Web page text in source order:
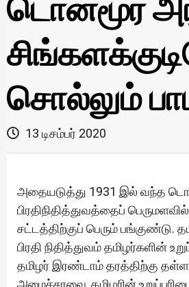
டொனமூர்
சொல்லும்
13 டிசம்பர் 2020
அதையடுத்து 1931 இல் வந்த
பிரதிநிதித்துவத்தைப்
சட்டத்திற்குப் பெரும் பங்குண்டு.
பிரதி நிதித்துவம் தமிழர்களின்
தமிழர் இரண்டாம் தரத்திற்கு
அமைச்சரவை, தமிழரின்